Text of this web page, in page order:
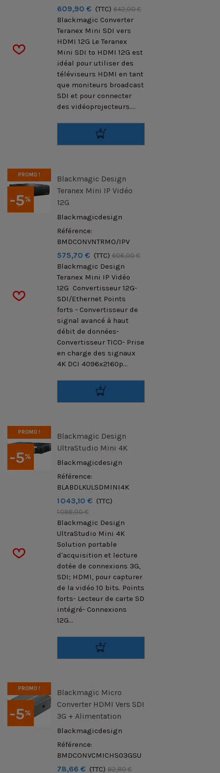
609,90 € (TTC) 642,00 €
Blackmagic Converter
Teranex Mini SDI vers
HDMI 12G Le Teranex
Mini SDI to HDMI 12G est
idéal pour utiliser des
téléviseurs HDMI en tant
que moniteurs broadcast
SDI et pour connecter
des vidéoprojecteurs....
-5%
PROMO !
Blackmagic Design
Teranex Mini IP Vidéo
12G
Blackmagicdesign
Référence:
BMDCONVNTRMO/IPV
575,70 € (TTC) 606,00 €
Blackmagic Design
Teranex Mini IP Vidéo
12G Convertisseur 12G-
SDI/Ethernet Points
forts - Convertisseur de
signal avancé à haut
débit de données-
Convertisseur TICO- Prise
en charge des signaux
4K DCI 4096x2160p...
-5%
PROMO !
Blackmagic Design
UltraStudio Mini 4K
Blackmagicdesign
Référence:
BLABDLKULSDMINI4K
1 043,10 € (TTC)
1 098,00 €
Blackmagic Design
UltraStudio Mini 4K
Solution portable
d'acquisition et lecture
dotée de connexions 3G,
SDI; HDMI, pour capturer
de la vidéo 10 bits. Points
forts- Lecteur de carte SD
intégré- Connexions
12G...
-5%
PROMO !
Blackmagic Micro
Converter HDMI Vers SDI
3G + Alimentation
Blackmagicdesign
Référence:
BMDCONVCMICHS03GSU
78,66 € (TTC) 82,80 €